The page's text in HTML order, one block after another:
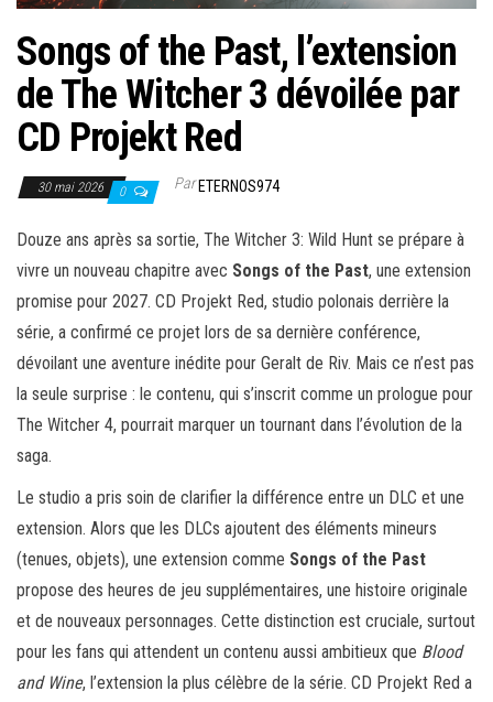
Songs of the Past, l’extension
de The Witcher 3 dévoilée par
CD Projekt Red
30 mai 2026 0 ParETERNOS974
Douze ans après sa sortie, The Witcher 3: Wild Hunt se prépare à
vivre un nouveau chapitre avec Songs of the Past, une extension
promise pour 2027. CD Projekt Red, studio polonais derrière la
série, a confirmé ce projet lors de sa dernière conférence,
dévoilant une aventure inédite pour Geralt de Riv. Mais ce n’est pas
la seule surprise : le contenu, qui s’inscrit comme un prologue pour
The Witcher 4, pourrait marquer un tournant dans l’évolution de la
saga.
Le studio a pris soin de clarifier la différence entre un DLC et une
extension. Alors que les DLCs ajoutent des éléments mineurs
(tenues, objets), une extension comme Songs of the Past
propose des heures de jeu supplémentaires, une histoire originale
et de nouveaux personnages. Cette distinction est cruciale, surtout
pour les fans qui attendent un contenu aussi ambitieux que Blood
and Wine, l’extension la plus célèbre de la série. CD Projekt Red a